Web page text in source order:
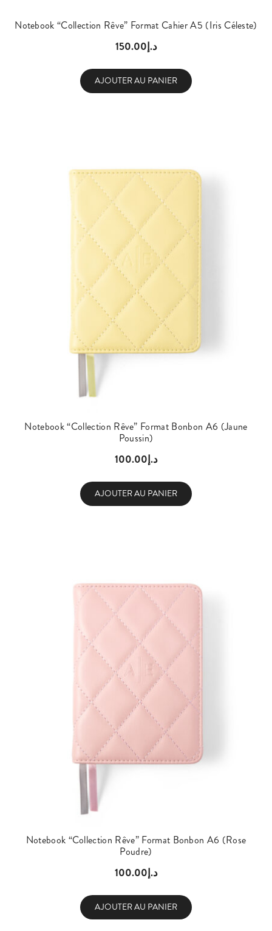
Notebook “Collection Rêve” Format Cahier A5 (Iris Céleste)
د.إ150.00
AJOUTER AU PANIER
Notebook “Collection Rêve” Format Bonbon A6 (Jaune
Poussin)
د.إ100.00
AJOUTER AU PANIER
Notebook “Collection Rêve” Format Bonbon A6 (Rose
Poudre)
د.إ100.00
AJOUTER AU PANIER